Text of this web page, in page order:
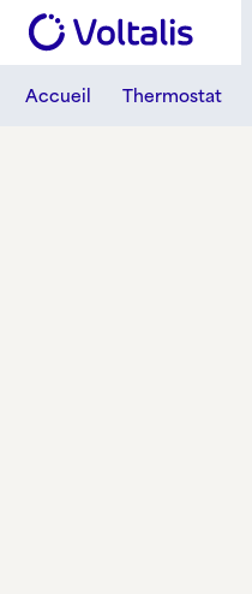
Aller au contenu
Skip to footer
Accueil Thermostat